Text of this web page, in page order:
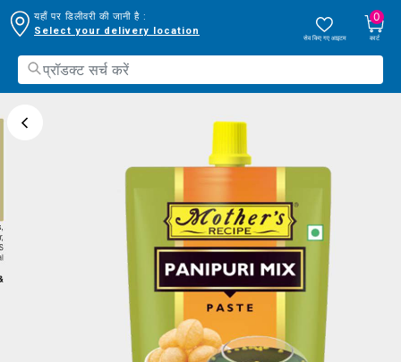
यहाँ पर डिलीवरी की जानी है :
Select your delivery location
सेव किए गए आइटम
0
कार्ट